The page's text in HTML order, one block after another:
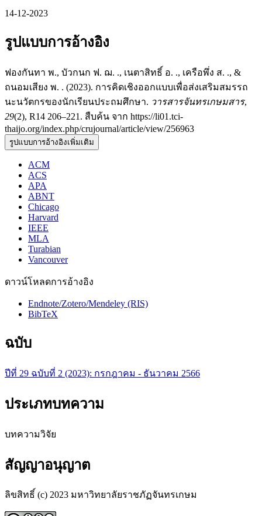
14-12-2023
รูปแบบการอ้างอิง
ฟองกันทา พ., บัวกนก ฟ. ฌ. ., เนตาสิทธิ์ อ. ., เครือพึ่ง ส. ., &
ถนอมเสียง พ. . (2023). การคิดเชิงออกแบบเพื่อส่งเสริมสมรรถ
นะนวัตกรของนักเรียนประถมศึกษา. วารสารจันทรเกษมสาร,
29(2), R14 206–221. สืบค้น จาก https://li01.tci-
thaijo.org/index.php/crujournal/article/view/256963
รูปแบบการอ้างอิงเพิ่มเติม
ACM
ACS
APA
ABNT
Chicago
Harvard
IEEE
MLA
Turabian
Vancouver
ดาวน์โหลดการอ้างอิง
Endnote/Zotero/Mendeley (RIS)
BibTeX
ฉบับ
ปีที่ 29 ฉบับที่ 2 (2023): กรกฎาคม - ธันวาคม 2566
ประเภทบทความ
บทความวิจัย
สัญญาอนุญาต
ลิขสิทธิ์ (c) 2023 มหาวิทยาลัยราชภัฏจันทรเกษม